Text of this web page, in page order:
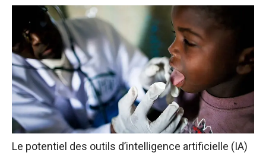
Le potentiel des outils d’intelligence artificielle (IA)